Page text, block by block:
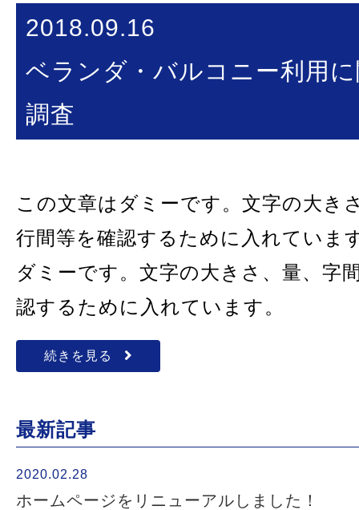
2018.09.16
ベランダ・バルコニー利用
調査
この文章はダミーです。文字の大き
行間等を確認するために入れていま
ダミーです。文字の大きさ、量、字
認するために入れています。
続きを見る
最新記事
2020.02.28
ホームページをリニューアルしました！